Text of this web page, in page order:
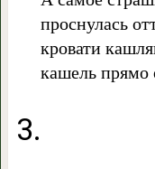
проснулась
кровати
кашель прямо
3.